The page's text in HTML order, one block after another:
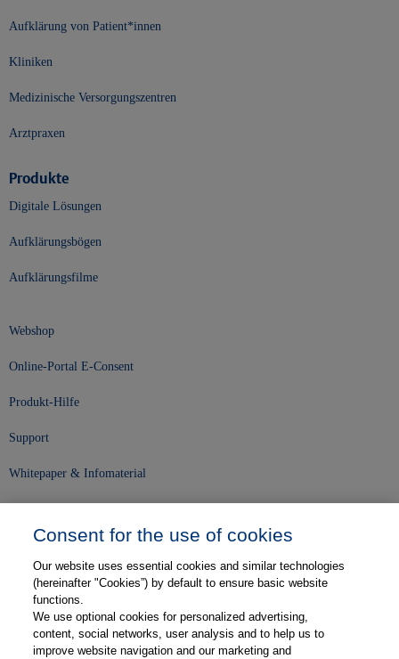
Aufklärung von Patient*innen
Kliniken
Medizinische Versorgungszentren
Arztpraxen
Produkte
Digitale Lösungen
Aufklärungsbögen
Aufklärungsfilme
Webshop
Online-Portal E-Consent
Produkt-Hilfe
Support
Whitepaper & Infomaterial
Karriere
Kontakt
Web-Semniare
Consent for the use of cookies
Our website uses essential cookies and similar technologies
(hereinafter "Cookies”) by default to ensure basic website
functions.
We use optional cookies for personalized advertising,
content, social networks, user analysis and to help us to
improve website navigation and our marketing and